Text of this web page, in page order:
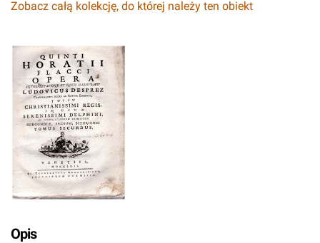
Zobacz całą kolekcję, do której należy ten obiekt
Opis